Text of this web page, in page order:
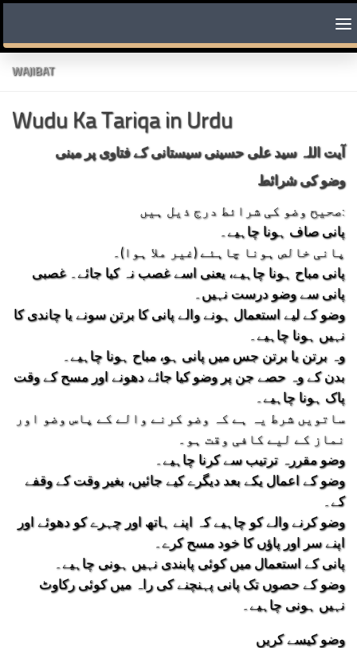
WAJIBAT
Wudu Ka Tariqa in Urdu
آیت اللہ سید علی حسینی سیستانی کے فتاوی پر مبنی
وضو کی شرائط
صحیح وضو کی شرائط درج ذیل ہیں:
پانی صاف ہونا چاہیے۔
پانی خالص ہونا چاہئے (غیر ملا ہوا)۔
پانی مباح ہونا چاہیے، یعنی اسے غصب نہ کیا جائے۔ غصبی
پانی سے وضو درست نہیں۔
وضو کے لیے استعمال ہونے والے پانی کا برتن سونے یا چاندی کا
نہیں ہونا چاہیے۔
وہ برتن یا برتن جس میں پانی ہو، مباح ہونا چاہیے۔
بدن کے وہ حصے جن پر وضو کیا جائے دھونے اور مسح کے وقت
پاک ہونا چاہیے۔
ساتویں شرط یہ ہے کہ وضو کرنے والے کے پاس وضو اور
نماز کے لیے کافی وقت ہو۔
وضو مقررہ ترتیب سے کرنا چاہیے۔
وضو کے اعمال یکے بعد دیگرے کیے جائیں، بغیر وقت کے وقفے
کے۔
وضو کرنے والے کو چاہیے کہ اپنے ہاتھ اور چہرے کو دھوئے اور
اپنے سر اور پاؤں کا خود مسح کرے۔
پانی کے استعمال میں کوئی پابندی نہیں ہونی چاہیے۔
وضو کے حصوں تک پانی پہنچنے کی راہ میں کوئی رکاوٹ
نہیں ہونی چاہیے۔
وضو کیسے کریں